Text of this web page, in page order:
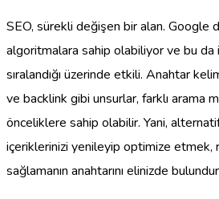
SEO, sürekli değişen bir alan. Google
algoritmalara sahip olabiliyor ve bu da
sıralandığı üzerinde etkili. Anahtar
ve backlink gibi unsurlar, farklı arama
önceliklere sahip olabilir. Yani,
içeriklerinizi yenileyip optimize etmek,
sağlamanın anahtarını elinizde